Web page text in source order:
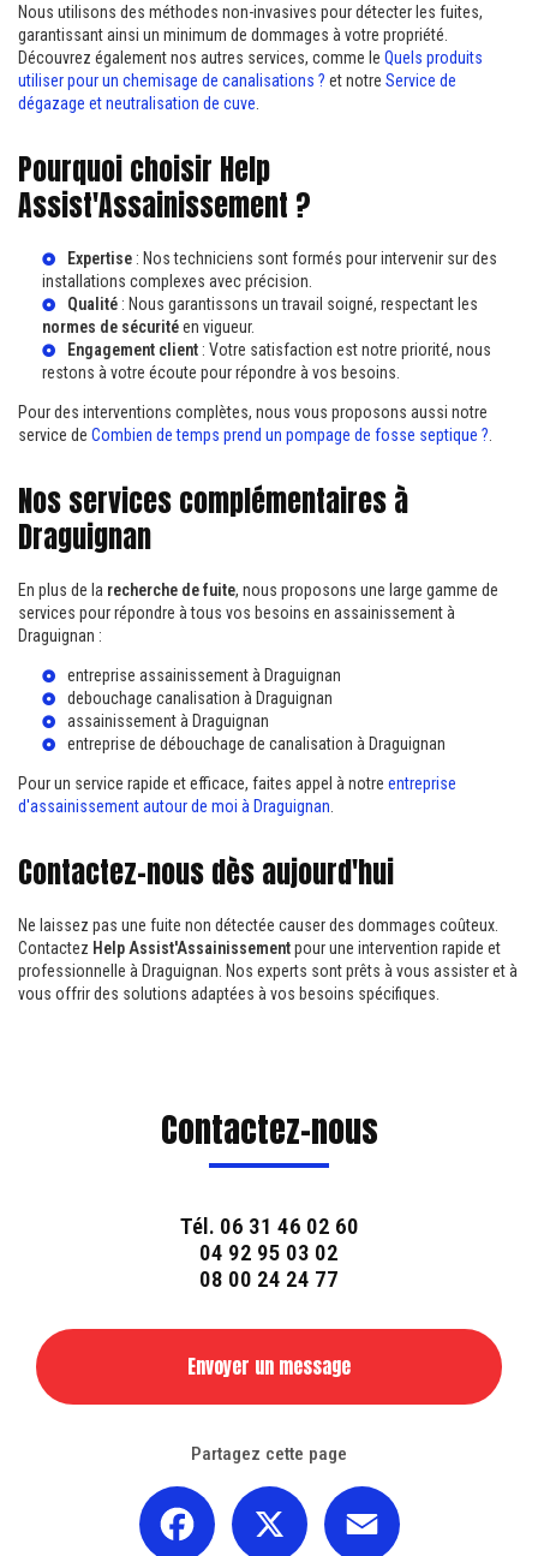
Nous utilisons des méthodes non-invasives pour détecter les fuites,
garantissant ainsi un minimum de dommages à votre propriété.
Découvrez également nos autres services, comme le Quels produits
utiliser pour un chemisage de canalisations ? et notre Service de
dégazage et neutralisation de cuve
Pourquoi choisir Help
Assist'Assainissement ?
Expertise : Nos techniciens sont formés pour intervenir sur des
installations complexes avec précision.
Qualité : Nous garantissons un travail soigné, respectant les
normes de sécuritéen vigueur.
Engagement client : Votre satisfaction est notre priorité, nous
restons à votre écoute pour répondre à vos besoins.
Pour des interventions complètes, nous vous proposons aussi notre
service de Combien de temps prend un pompage de fosse septique ?
Nos services complémentaires à
Draguignan
En plus de la recherche de fuite, nous proposons une large gamme de
services pour répondre à tous vos besoins en assainissement à
Draguignan :
entreprise assainissement à Draguignan
debouchage canalisation à Draguignan
assainissement à Draguignan
entreprise de débouchage de canalisation à Draguignan
Pour un service rapide et efficace, faites appel à notre entreprise
d'assainissement autour de moi à Draguignan
Contactez-nous dès aujourd'hui
Ne laissez pas une fuite non détectée causer des dommages coûteux.
Contactez Help Assist'Assainissementpour une intervention rapide et
professionnelle à Draguignan. Nos experts sont prêts à vous assister et à
vous offrir des solutions adaptées à vos besoins spécifiques.
Contactez-nous
Tél. 06 31 46 02 60
04 92 95 03 02
08 00 24 24 77
Envoyer un message
Partagez cette page
Facebook